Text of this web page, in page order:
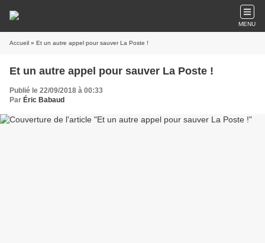
MENU
Accueil » Et un autre appel pour sauver La Poste !
Et un autre appel pour sauver La Poste !
Publié le 22/09/2018 à 00:33
Par Éric Babaud